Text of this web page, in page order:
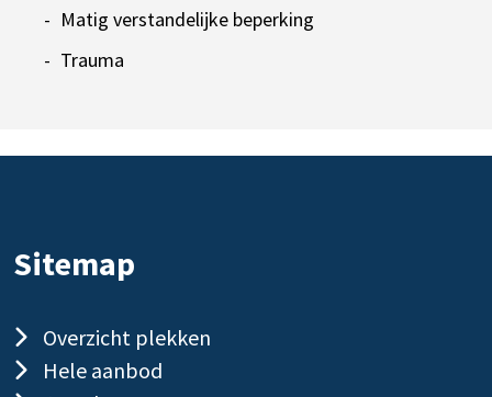
Matig verstandelijke beperking
Trauma
Sitemap
Overzicht plekken
Hele aanbod